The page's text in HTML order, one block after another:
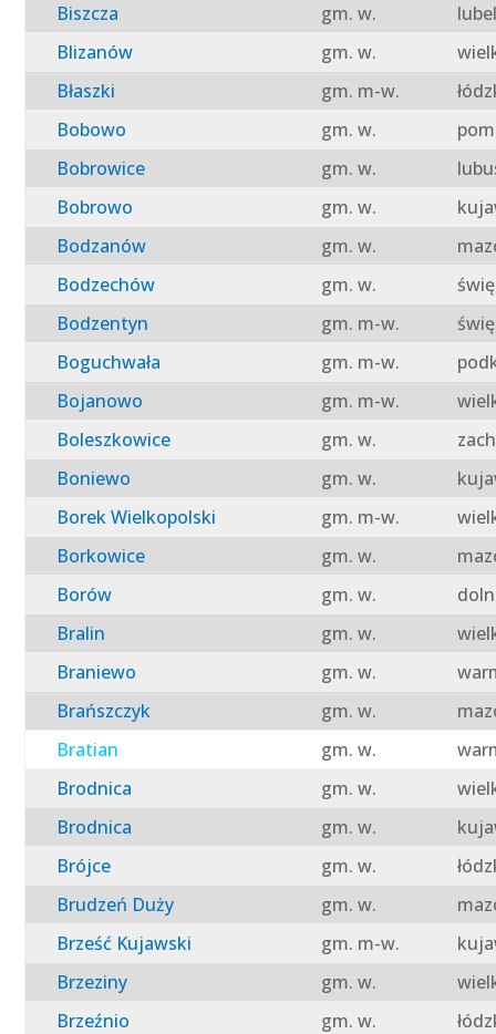
Biszcza
gm. w.
Blizanów
gm. w.
Błaszki
gm. m-w.
Bobowo
gm. w.
Bobrowice
gm. w.
Bobrowo
gm. w.
Bodzanów
gm. w.
Bodzechów
gm. w.
Bodzentyn
gm. m-w.
Boguchwała
gm. m-w.
Bojanowo
gm. m-w.
Boleszkowice
gm. w.
Boniewo
gm. w.
Borek Wielkopolski
gm. m-w.
Borkowice
gm. w.
Borów
gm. w.
Bralin
gm. w.
Braniewo
gm. w.
Brańszczyk
gm. w.
Bratian
gm. w.
Brodnica
gm. w.
Brodnica
gm. w.
Brójce
gm. w.
Brudzeń Duży
gm. w.
Brześć Kujawski
gm. m-w.
Brzeziny
gm. w.
Brzeźnio
gm. w.